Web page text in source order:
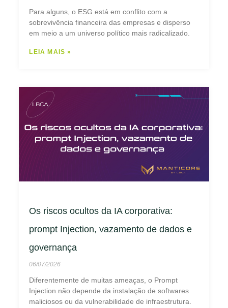
Para alguns, o ESG está em conflito com a
sobrevivência financeira das empresas e disperso
em meio a um universo político mais radicalizado.
LEIA MAIS »
Os riscos ocultos da IA corporativa:
prompt Injection, vazamento de dados e
governança
06/07/2026
Diferentemente de muitas ameaças, o Prompt
Injection não depende da instalação de softwares
maliciosos ou da vulnerabilidade de infraestrutura.